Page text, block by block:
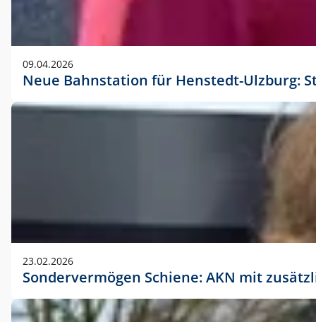
09.04.2026
Neue Bahnstation für Henstedt-Ulzburg:
23.02.2026
Sondervermögen Schiene: AKN mit